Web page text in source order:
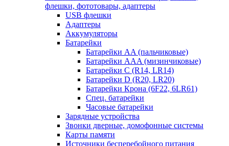
флешки, фототовары, адаптеры
USB флешки
Адаптеры
Аккумуляторы
Батарейки
Батарейки AA (пальчиковые)
Батарейки AAA (мизинчиковые)
Батарейки C (R14, LR14)
Батарейки D (R20, LR20)
Батарейки Крона (6F22, 6LR61)
Спец. батарейки
Часовые батарейки
Зарядные устройства
Звонки дверные, домофонные системы
Карты памяти
Источники бесперебойного питания